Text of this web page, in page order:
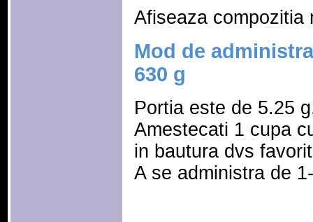
Afiseaza compozitia
Mod de
630 g
Portia este de 5.25
Amestecati 1 cupa
in bautura dvs
A se administra de